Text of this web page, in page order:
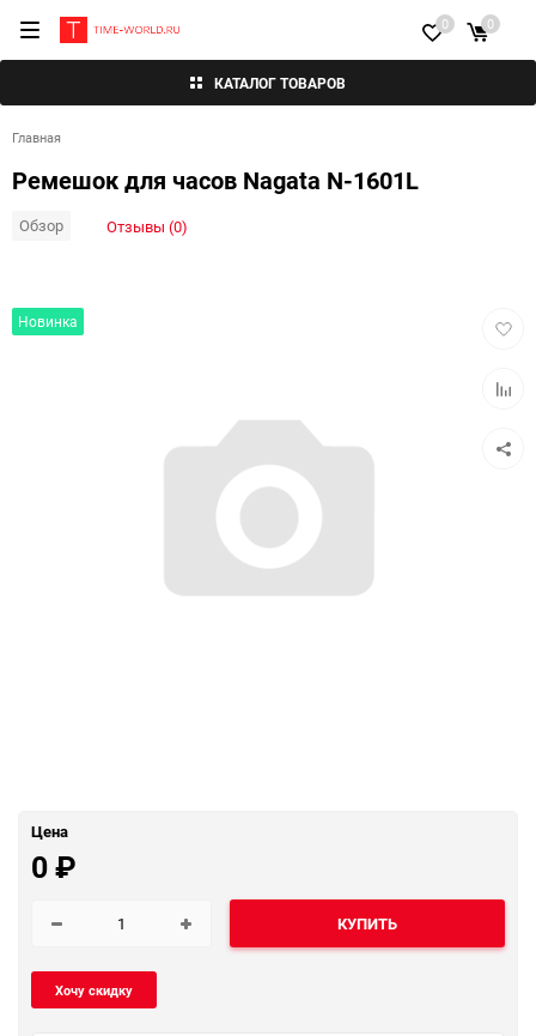
КАТАЛОГ ТОВАРОВ
0 0
Главная
Ремешок для часов Nagata N-1601L
Обзор Отзывы (0)
Новинка
Цена
0₽
КУПИТЬ